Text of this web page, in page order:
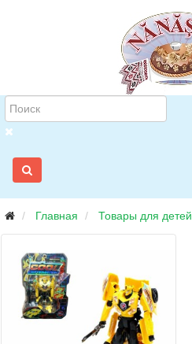
Главная Товары для детей